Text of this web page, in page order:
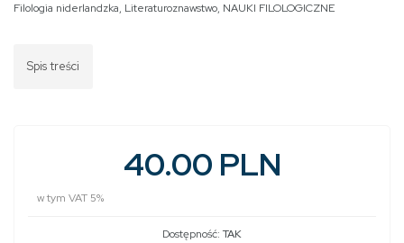
Filologia niderlandzka, Literaturoznawstwo, NAUKI FILOLOGICZNE
Spis treści
40.00 PLN
w tym VAT 5%
Dostępność: TAK